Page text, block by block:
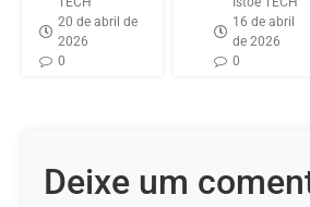
20 de abril de
2026
0
16 de abril
de 2026
0
Deixe um